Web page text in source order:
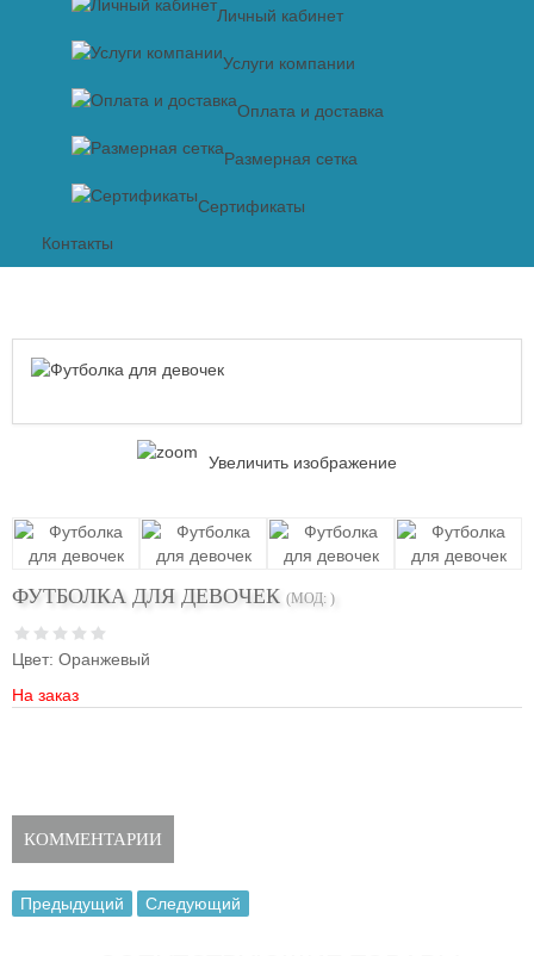
Личный кабинет
Услуги компании
Оплата и доставка
Размерная сетка
Сертификаты
Контакты
Увеличить изображение
ФУТБОЛКА ДЛЯ ДЕВОЧЕК (МОД: )
Цвет: Оранжевый
На заказ
КОММЕНТАРИИ
Предыдущий Следующий